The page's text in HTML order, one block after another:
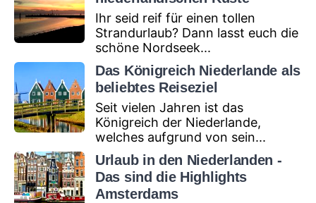
Ihr seid reif für einen tollen
Strandurlaub? Dann lasst euch die
schöne Nordseek...
Das Königreich Niederlande als
beliebtes Reiseziel
Seit vielen Jahren ist das
Königreich der Niederlande,
welches aufgrund von sein...
Urlaub in den Niederlanden -
Das sind die Highlights
Amsterdams